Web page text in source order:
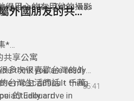
decades, Tobie was
Taiwan culture
the Sunflower
researcher -
ago. I couldn’t
share his Taiwan
很用心的在用他的攝影
候光收集一個題材的
耐心地去真正深入瞭
台灣。
防災準備/公民韌性
“Tower of Song”
93- Edouard Roquette - Rooms Taipei 專屬外國朋友的共享公寓
*
共享公寓
think you are ready
the most difficult thing
actually arrive in
多次很喜歡台灣的外
台灣生活的話，千萬
的 Edouard
35:41